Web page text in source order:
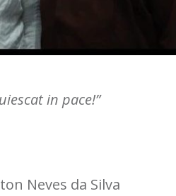
in pace!”
Neves da Silva